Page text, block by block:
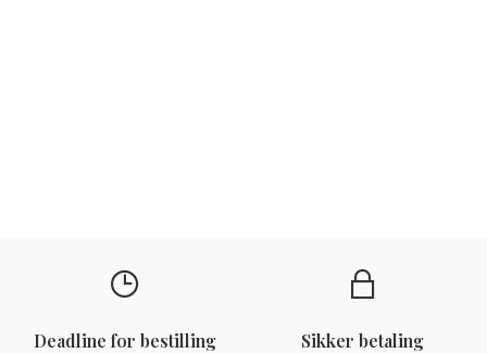
Deadline for bestilling Sikker betaling